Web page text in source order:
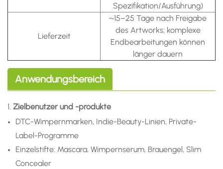
Spezifikation/Ausführung)
Lieferzeit
~15–25 Tage nach Freigabe
des Artworks; komplexe
Endbearbeitungen können
länger dauern
Anwendungsbereich
1. Zielbenutzer und -produkte
DTC-Wimpernmarken, Indie-Beauty-Linien, Private-
Label-Programme
Einzelstifte: Mascara, Wimpernserum, Brauengel, Slim
Concealer